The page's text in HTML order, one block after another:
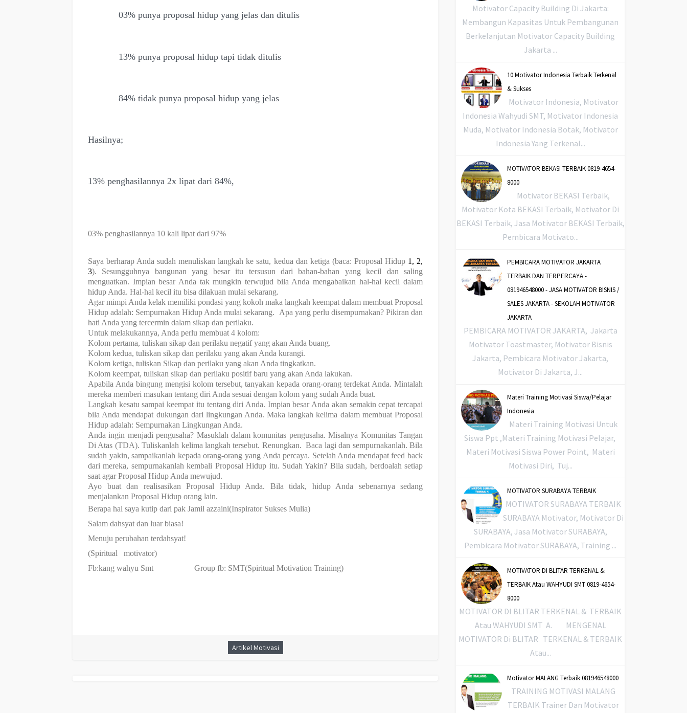
03% punya proposal hidup yang jelas dan ditulis
13% punya proposal hidup tapi tidak ditulis
84% tidak punya proposal hidup yang jelas
Hasilnya;
13% penghasilannya 2x lipat dari 84%,
03% penghasilannya 10 kali lipat dari 97%
Saya berharap Anda sudah menuliskan langkah ke satu, kedua dan ketiga (baca: Proposal Hidup 1 , 2,
3). Sesungguhnya bangunan yang besar itu tersusun dari bahan-bahan yang kecil dan saling
menguatkan. Impian besar Anda tak mungkin terwujud bila Anda mengabaikan hal-hal kecil dalam
hidup Anda. Hal-hal kecil itu bisa dilakuan mulai sekarang.
Agar mimpi Anda kelak memiliki pondasi yang kokoh maka langkah keempat dalam membuat Proposal
Hidup adalah: Sempurnakan Hidup Anda mulai sekarang. Apa yang perlu disempurnakan? Pikiran dan
hati Anda yang tercermin dalam sikap dan perilaku.
Untuk melakukannya, Anda perlu membuat 4 kolom:
Kolom pertama, tuliskan sikap dan perilaku negatif yang akan Anda buang.
Kolom kedua, tuliskan sikap dan perilaku yang akan Anda kurangi.
Kolom ketiga, tuliskan Sikap dan perilaku yang akan Anda tingkatkan.
Kolom keempat, tuliskan sikap dan perilaku positif baru yang akan Anda lakukan.
Apabila Anda bingung mengisi kolom tersebut, tanyakan kepada orang-orang terdekat Anda. Mintalah
mereka memberi masukan tentang diri Anda sesuai dengan kolom yang sudah Anda buat.
Langkah kesatu sampai keempat itu tentang diri Anda. Impian besar Anda akan semakin cepat tercapai
bila Anda mendapat dukungan dari lingkungan Anda. Maka langkah kelima dalam membuat Proposal
Hidup adalah: Sempurnakan Lingkungan Anda.
Anda ingin menjadi pengusaha? Masuklah dalam komunitas pengusaha. Misalnya Komunitas Tangan
Di Atas (TDA). Tuliskanlah kelima langkah tersebut. Renungkan. Baca lagi dan sempurnakanlah. Bila
sudah yakin, sampaikanlah kepada orang-orang yang Anda percaya. Setelah Anda mendapat feed back
dari mereka, sempurnakanlah kembali Proposal Hidup itu. Sudah Yakin? Bila sudah, berdoalah setiap
saat agar Proposal Hidup Anda mewujud.
Ayo buat dan realisasikan Proposal Hidup Anda. Bila tidak, hidup Anda sebenarnya sedang
menjalankan Proposal Hidup orang lain.
Berapa hal saya kutip dari pak Jamil azzaini(Inspirator Sukses Mulia)
Salam dahsyat dan luar biasa!
Menuju perubahan terdahsyat!
(Spiritual
motivator)
Fb:kang wahyu Smt
Group fb: SMT(Spiritual Motivation Training)
Artikel Motivasi
Motivator Capacity Building Di Jakarta:
Membangun Kapasitas Untuk Pembangunan
Berkelanjutan Motivator Capacity Building
Jakarta ...
10 Motivator Indonesia Terbaik Terkenal
& Sukses
Motivator Indonesia, Motivator
Indonesia Wahyudi SMT, Motivator Indonesia
Muda, Motivator Indonesia Botak, Motivator
Indonesia Yang Terkenal...
MOTIVATOR BEKASI TERBAIK 0819-4654-
8000
Motivator BEKASI Terbaik,
Motivator Kota BEKASI Terbaik, Motivator Di
BEKASI Terbaik, Jasa Motivator BEKASI Terbaik,
Pembicara Motivato...
PEMBICARA MOTIVATOR JAKARTA
TERBAIK DAN TERPERCAYA -
081946548000 - JASA MOTIVATOR BISNIS /
SALES JAKARTA - SEKOLAH MOTIVATOR
JAKARTA
PEMBICARA MOTIVATOR JAKARTA, Jakarta
Motivator Toastmaster, Motivator Bisnis
Jakarta, Pembicara Motivator Jakarta,
Motivator Di Jakarta, J...
Materi Training Motivasi Siswa/Pelajar
Indonesia
Materi Training Motivasi Untuk
Siswa Ppt ,Materi Training Motivasi Pelajar,
Materi Motivasi Siswa Power Point, Materi
Motivasi Diri, Tuj...
MOTIVATOR SURABAYA TERBAIK
MOTIVATOR SURABAYA TERBAIK
SURABAYA Motivator, Motivator Di
SURABAYA, Jasa Motivator SURABAYA,
Pembicara Motivator SURABAYA, Training ...
MOTIVATOR DI BLITAR TERKENAL &
TERBAIK Atau WAHYUDI SMT 0819-4654-
8000
MOTIVATOR DI BLITAR TERKENAL & TERBAIK
Atau WAHYUDI SMT A. MENGENAL
MOTIVATOR Di BLITAR TERKENAL & TERBAIK
Atau...
Motivator MALANG Terbaik 081946548000
TRAINING MOTIVASI MALANG
TERBAIK Trainer Dan Motivator